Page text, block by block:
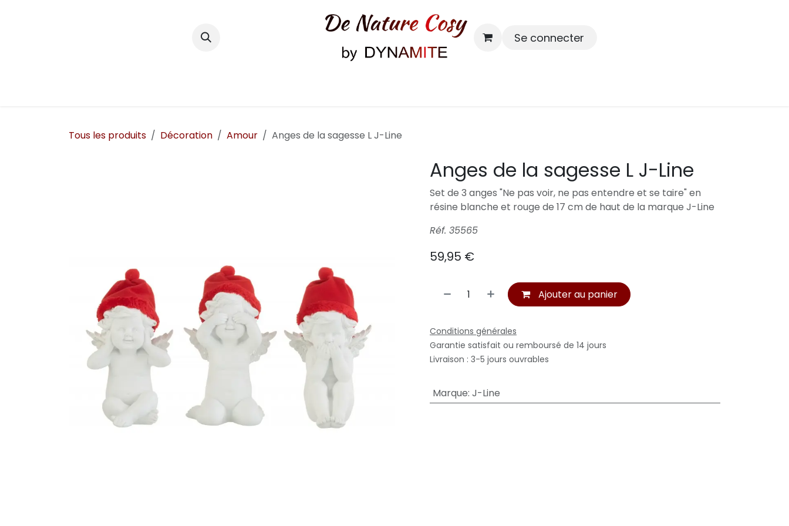
Se connecter
Tous les produits Décoration Amour Anges de la sagesse L J-Line
Anges de la sagesse L J-Line
Set de 3 anges "Ne pas voir, ne pas entendre et se taire" en
résine blanche et rouge de 17 cm de haut de la marque J-Line
Réf. 35565
59,95 €
Ajouter au panier
Conditions générales
Garantie satisfait ou remboursé de 14 jours
Livraison : 3-5 jours ouvrables
Marque: J-Line